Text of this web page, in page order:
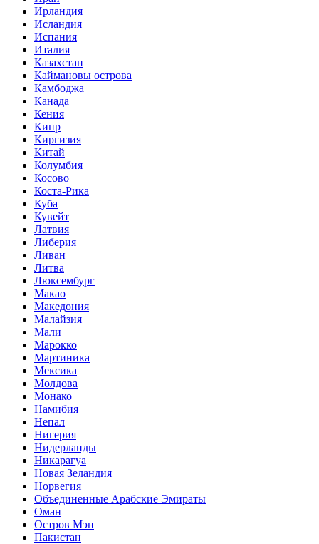
Ирландия
Исландия
Испания
Италия
Казахстан
Каймановы острова
Камбоджа
Канада
Кения
Кипр
Киргизия
Китай
Колумбия
Косово
Коста-Рика
Куба
Кувейт
Латвия
Либерия
Ливан
Литва
Люксембург
Макао
Македония
Малайзия
Мали
Марокко
Мартиника
Мексика
Молдова
Монако
Намибия
Непал
Нигерия
Нидерланды
Никарагуа
Новая Зеландия
Норвегия
Объединенные Арабские Эмираты
Оман
Остров Мэн
Пакистан